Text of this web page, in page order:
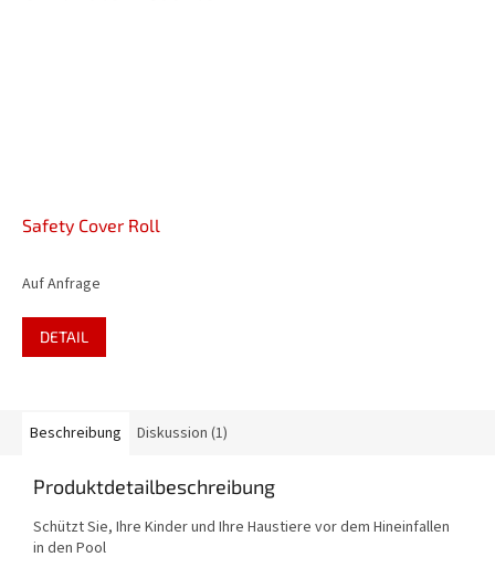
Safety Cover Roll
Auf Anfrage
DETAIL
Beschreibung Diskussion (1)
Produktdetailbeschreibung
Schützt Sie, Ihre Kinder und Ihre Haustiere vor dem Hineinfallen
in den Pool